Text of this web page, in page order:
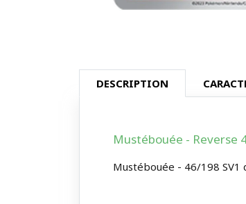
DESCRIPTION
Mustébouée - Reverse
Mustébouée - 46/198